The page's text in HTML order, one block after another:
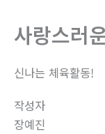
사랑스러
신나는 체육활동!
작성자
장예진